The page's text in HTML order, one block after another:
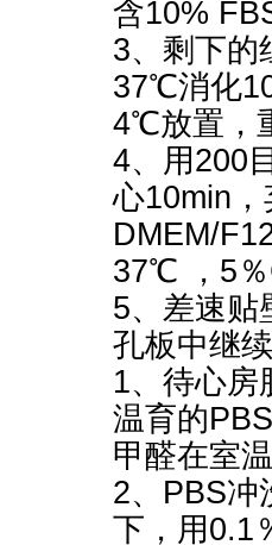
含10%
3、剩下的
37℃消化
4℃放置，
4、用200
心10min
DMEM/
37℃ ，5
5、差速贴
孔板中继
1、待心房
温育的
甲醛在室
2、PBS
下，用0.1